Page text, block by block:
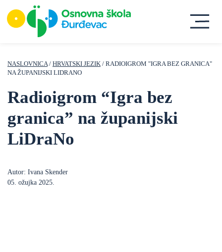
NASLOVNICA/ HRVATSKI JEZIK / RADIOIGROM "IGRA BEZ GRANICA"
NA ŽUPANIJSKI LIDRANO
Radioigrom “Igra bez
granica” na županijski
LiDraNo
Autor: Ivana Skender
05. ožujka 2025.